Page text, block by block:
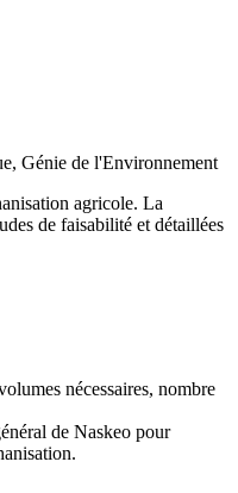
Génie de l'Environnement
agricole. La
de faisabilité et détaillées
nécessaires, nombre
de Naskeo pour